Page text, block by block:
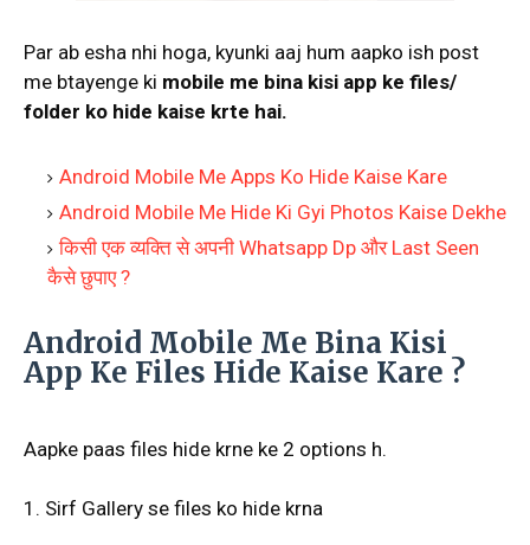
Par ab esha nhi hoga, kyunki aaj hum aapko ish post
me btayenge ki mobile me bina kisi app ke files/
folder ko hide kaise krte hai.
Android Mobile Me Apps Ko Hide Kaise Kare
Android Mobile Me Hide Ki Gyi Photos Kaise Dekhe
किसी एक व्यक्ति से अपनी Whatsapp Dp और Last Seen
कैसे छुपाए ?
Android Mobile Me Bina Kisi
App Ke Files Hide Kaise Kare ?
Aapke paas files hide krne ke 2 options h.
1. Sirf Gallery se files ko hide krna